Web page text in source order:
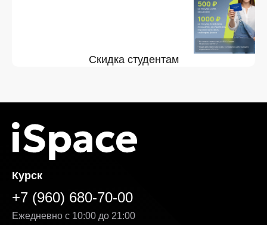
Скидка студентам
Курск
+7 (960) 680-70-00
Ежедневно с 10:00 до 21:00